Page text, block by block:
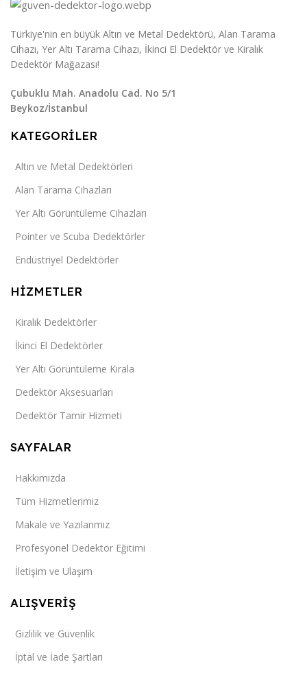
Türkiye'nin en büyük Altın ve Metal Dedektörü, Alan Tarama
Cihazı, Yer Altı Tarama Cihazı, İkinci El Dedektör ve Kiralık
Dedektör Mağazası!
Çubuklu Mah. Anadolu Cad. No 5/1
Beykoz/İstanbul
KATEGORİLER
Altın ve Metal Dedektörleri
Alan Tarama Cihazları
Yer Altı Görüntüleme Cihazları
Pointer ve Scuba Dedektörler
Endüstriyel Dedektörler
HİZMETLER
Kiralık Dedektörler
İkinci El Dedektörler
Yer Altı Görüntüleme Kirala
Dedektör Aksesuarları
Dedektör Tamir Hizmeti
SAYFALAR
Hakkımızda
Tüm Hizmetlerimiz
Makale ve Yazılarımız
Profesyonel Dedektör Eğitimi
İletişim ve Ulaşım
ALIŞVERİŞ
Gizlilik ve Güvenlik
İptal ve İade Şartları